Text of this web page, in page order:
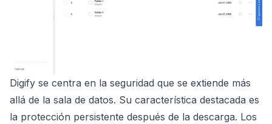
Digify se centra en la seguridad que se extiende más
allá de la sala de datos. Su característica destacada es
la protección persistente después de la descarga. Los